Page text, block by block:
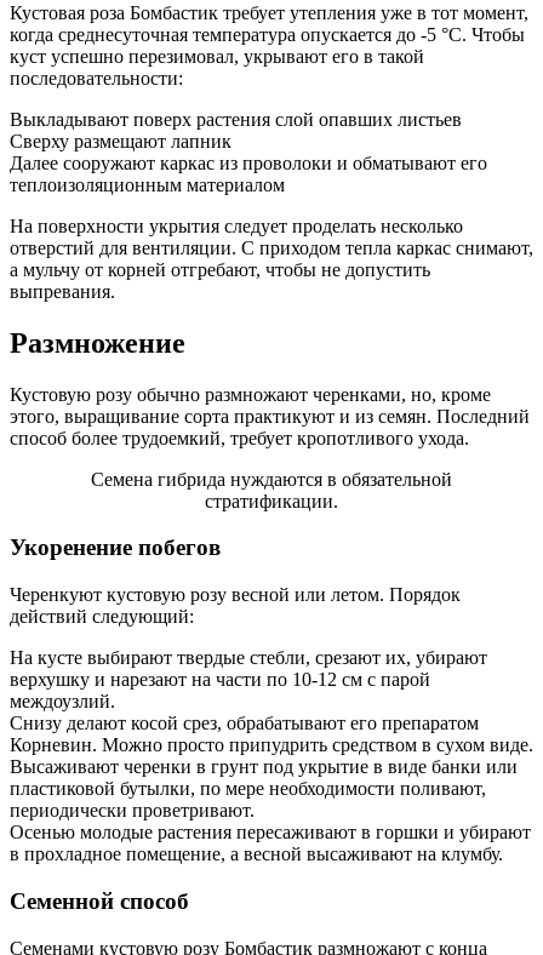
Кустовая роза Бомбастик требует утепления уже в тот момент,
когда среднесуточная температура опускается до -5 °С. Чтобы
куст успешно перезимовал, укрывают его в такой
последовательности:
Выкладывают поверх растения слой опавших листьев
Сверху размещают лапник
Далее сооружают каркас из проволоки и обматывают его
теплоизоляционным материалом
На поверхности укрытия следует проделать несколько
отверстий для вентиляции. С приходом тепла каркас снимают,
а мульчу от корней отгребают, чтобы не допустить
выпревания.
Размножение
Кустовую розу обычно размножают черенками, но, кроме
этого, выращивание сорта практикуют и из семян. Последний
способ более трудоемкий, требует кропотливого ухода.
Семена гибрида нуждаются в обязательной
стратификации.
Укоренение побегов
Черенкуют кустовую розу весной или летом. Порядок
действий следующий:
На кусте выбирают твердые стебли, срезают их, убирают
верхушку и нарезают на части по 10-12 см с парой
междоузлий.
Снизу делают косой срез, обрабатывают его препаратом
Корневин. Можно просто припудрить средством в сухом виде.
Высаживают черенки в грунт под укрытие в виде банки или
пластиковой бутылки, по мере необходимости поливают,
периодически проветривают.
Осенью молодые растения пересаживают в горшки и убирают
в прохладное помещение, а весной высаживают на клумбу.
Семенной способ
Семенами кустовую розу Бомбастик размножают с конца